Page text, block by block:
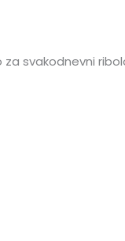
za svakodnevni